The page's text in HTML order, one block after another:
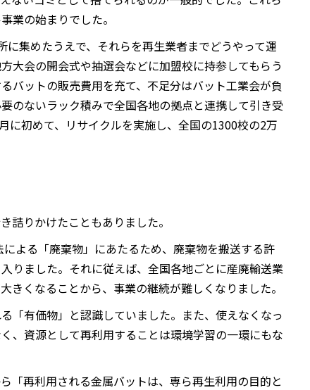
業の始まりでした。
集めたうえで、それらを再生業者までどうやって運
大会の開会式や抽選会などに加盟校に持参してもらう
バットの販売費用を充て、不足分はバット工業会が負
のないラック積みで全国各地の拠点と連携して引き受
に初めて、リサイクルを実施し、全国の1300校の2万
詰りかけたこともありました。
よる「廃棄物」にあたるため、廃棄物を搬送する許
りました。それに従えば、全国各地ごとに産廃輸送業
くなることから、事業の継続が難しくなりました。
「有価物」と認識していました。また、使えなくなっ
、資源として再利用することは環境学習の一環にもな
「再利用される金属バットは、専ら再生利用の目的と